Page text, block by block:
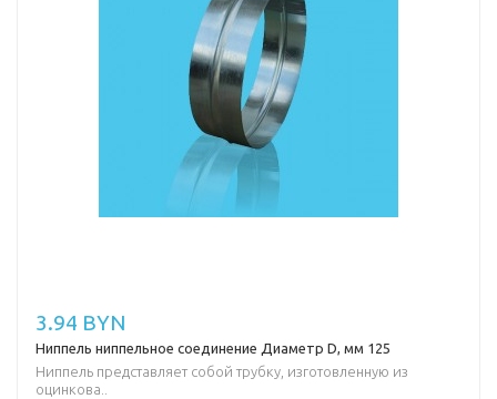
3.94 BYN
Ниппель ниппельное соединение Диаметр D, мм 125
Ниппель представляет собой трубку, изготовленную из
оцинкова..